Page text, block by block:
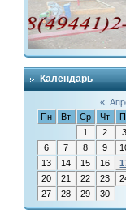
Календарь
«
Пн
Вт Ср Чт
1
2 3
6
7 8 9
13
14 15 16
20
21 22 23
27
28 29 30